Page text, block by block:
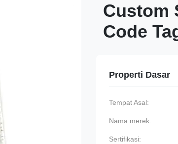
Custom
Code
Properti Dasar
Tempat Asal:
Nama merek:
Sertifikasi: